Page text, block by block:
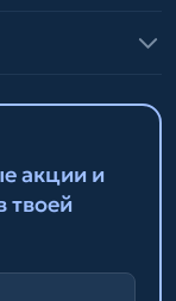
акции и
твоей